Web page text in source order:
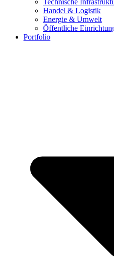
Technische
Handel & Logistik
Energie & Umwelt
Öffentliche
Portfolio